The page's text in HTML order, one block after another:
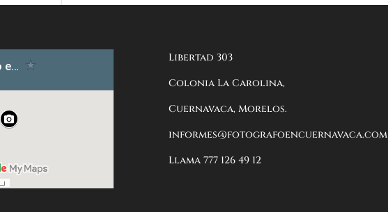
Libertad 303
Colonia La Carolina,
Cuernavaca, Morelos.
informes@fotografoencuernavaca.com
Llama 777 126 49 12